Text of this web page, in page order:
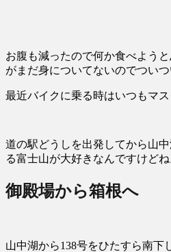
お腹も減ったので何か食べよう
がまだ身についてないのでついつ
最近バイクに乗る時はいつもマ
道の駅どうしを出発してから山
る富士山が大好きなんですけど
御殿場から箱根へ
山中湖から138号をひたすら南下